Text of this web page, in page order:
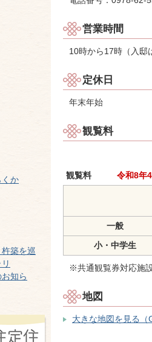
くか
築を巡
知ら
営業時間
10時から17時（入邸
定休日
年末年始
観覧料
観覧料 令和8年
一般
小・中学生
※共通観覧券対応施
地図
大きな地図を見る（